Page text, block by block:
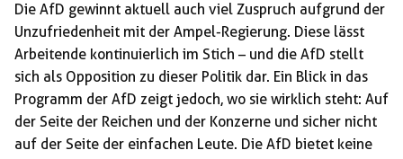
Die AfD gewinnt aktuell auch viel Zuspruch aufgrund der
Unzufriedenheit mit der Ampel-Regierung. Diese lässt
Arbeitende kontinuierlich im Stich – und die AfD stellt
sich als Opposition zu dieser Politik dar. Ein Blick in das
Programm der AfD zeigt jedoch, wo sie wirklich steht: Auf
der Seite der Reichen und der Konzerne und sicher nicht
auf der Seite der einfachen Leute. Die AfD bietet keine